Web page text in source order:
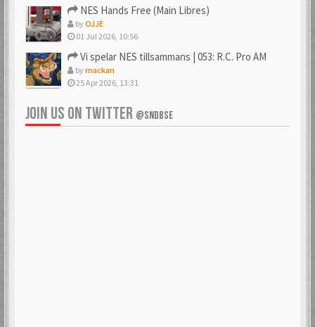
NES Hands Free (Main Libres)
byOJJE
01 Jul 2026, 10:56
Vi spelar NES tillsammans | 053: R.C. Pro AM
bymackan
25 Apr 2026, 13:31
JOIN US ON TWITTER @SNDBSE